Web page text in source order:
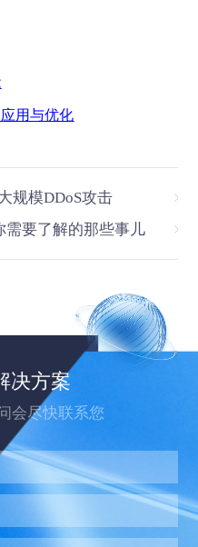
用与优化
规模DDoS攻击
需要了解的那些事儿
决方案
会尽快联系您